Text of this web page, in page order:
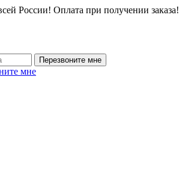
России! Оплата при получении заказа!
мне